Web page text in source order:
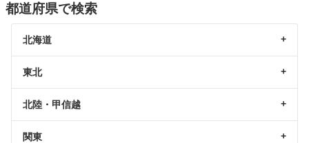
都道府県で検索
北海道
東北
北陸・甲信越
関東